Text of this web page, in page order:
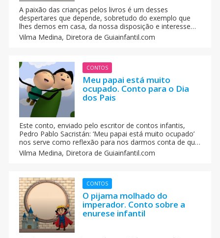
A paixão das crianças pelos livros é um desses
despertares que depende, sobretudo do exemplo que
lhes demos em casa, da nossa disposição e interesse
para fazê-los mergulhar nesse maravilhoso mundo da
leitura e dos livros.
Vilma Medina, Diretora de Guiainfantil.com
CONTOS
Meu papai está muito
ocupado. Conto para o Dia
dos Pais
Este conto, enviado pelo escritor de contos infantis,
Pedro Pablo Sacristán: ‘Meu papai está muito ocupado’
nos serve como reflexão para nos darmos conta de que
com frequência a gente esquece que lugar ocupa na
nossa escala de valores o que temos de mais
Vilma Medina, Diretora de Guiainfantil.com
CONTOS
O pijama molhado do
imperador. Conto sobre a
enurese infantil